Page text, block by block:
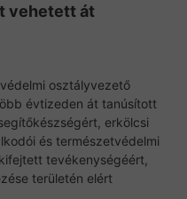
vehetett át
osztályvezető
évtizeden át tanúsított
erkölcsi
és természetvédelmi
tevékenységéért,
területén elért